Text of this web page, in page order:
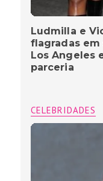
Ludmilla e
flagradas
Los Angeles
parceria
CELEBRIDADES